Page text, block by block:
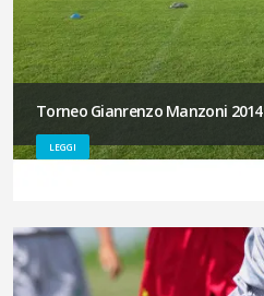
Torneo Gianrenzo Manzoni 2014
LEGGI